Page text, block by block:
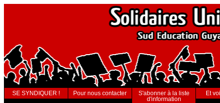
SE SYNDIQUER ! Pour nous contacter
S'abonner à la liste
d'information
Et